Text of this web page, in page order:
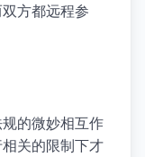
方都远程参
的微妙相互作
关的限制下才